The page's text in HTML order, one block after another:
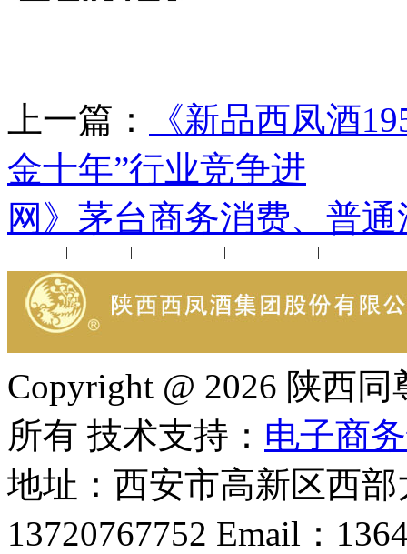
上一篇：
《新品西凤酒
金十年”行业竞争进
网》茅台商务消费、普
| | | |
Copyright @ 2026 陕西
所有 技术支持： 电子商
地址：西安市高新区西
13720767752 Email：